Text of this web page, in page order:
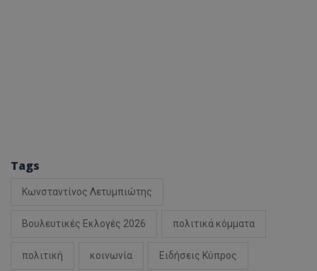
Tags
Κωνσταντίνος Λετυμπιώτης
Βουλευτικές Εκλογές 2026 πολιτικά κόμματα
πολιτική κοινωνία Ειδήσεις Κύπρος